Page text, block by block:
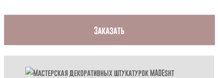
Заказать